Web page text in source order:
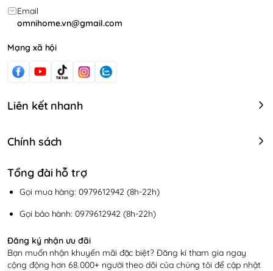
Email
omnihome.vn@gmail.com
Mạng xã hội
Liên kết nhanh
Chính sách
Tổng đài hỗ trợ
Gọi mua hàng: 0979612942 (8h-22h)
Gọi bảo hành: 0979612942 (8h-22h)
Đăng ký nhận ưu đãi
Bạn muốn nhận khuyến mãi đặc biệt? Đăng kí tham gia ngay
cộng động hơn 68.000+ người theo dõi của chúng tôi để cập nhật